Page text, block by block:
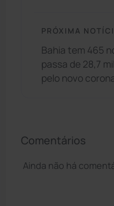
PRÓXIMA
Bahia tem 465
passa de 28,7
pelo novo
Comentários
Ainda não há